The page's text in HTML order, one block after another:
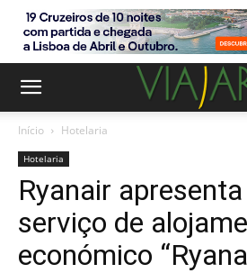
Início Hotelaria
Hotelaria
Ryanair
serviço de
económico